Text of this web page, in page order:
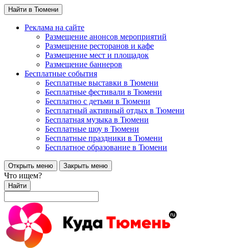
Найти в Тюмени
Реклама на сайте
Размещение анонсов мероприятий
Размещение ресторанов и кафе
Размещение мест и площадок
Размещение баннеров
Бесплатные события
Бесплатные выставки в Тюмени
Бесплатные фестивали в Тюмени
Бесплатно с детьми в Тюмени
Бесплатный активный отдых в Тюмени
Бесплатная музыка в Тюмени
Бесплатные шоу в Тюмени
Бесплатные праздники в Тюмени
Бесплатное образование в Тюмени
Открыть меню Закрыть меню
Что ищем?
Найти